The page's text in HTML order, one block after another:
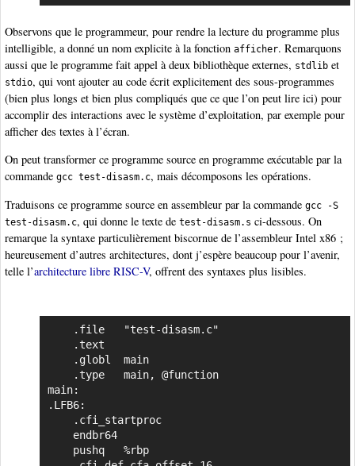
Observons que le programmeur, pour rendre la lecture du programme plus
intelligible, a donné un nom explicite à la fonction afficher. Remarquons
aussi que le programme fait appel à deux bibliothèque externes, stdlib et
stdio, qui vont ajouter au code écrit explicitement des sous-programmes
(bien plus longs et bien plus compliqués que ce que l’on peut lire ici) pour
accomplir des interactions avec le système d’exploitation, par exemple pour
afficher des textes à l’écran.
On peut transformer ce programme source en programme exécutable par la
commande gcc test-disasm.c, mais décomposons les opérations.
Traduisons ce programme source en assembleur par la commande gcc -S
test-disasm.c, qui donne le texte de test-disasm.s ci-dessous. On
remarque la syntaxe particulièrement biscornue de l’assembleur Intel x86 ;
heureusement d’autres architectures, dont j’espère beaucoup pour l’avenir,
telle l’architecture libre RISC-V, offrent des syntaxes plus lisibles.
main:
.LFB6: